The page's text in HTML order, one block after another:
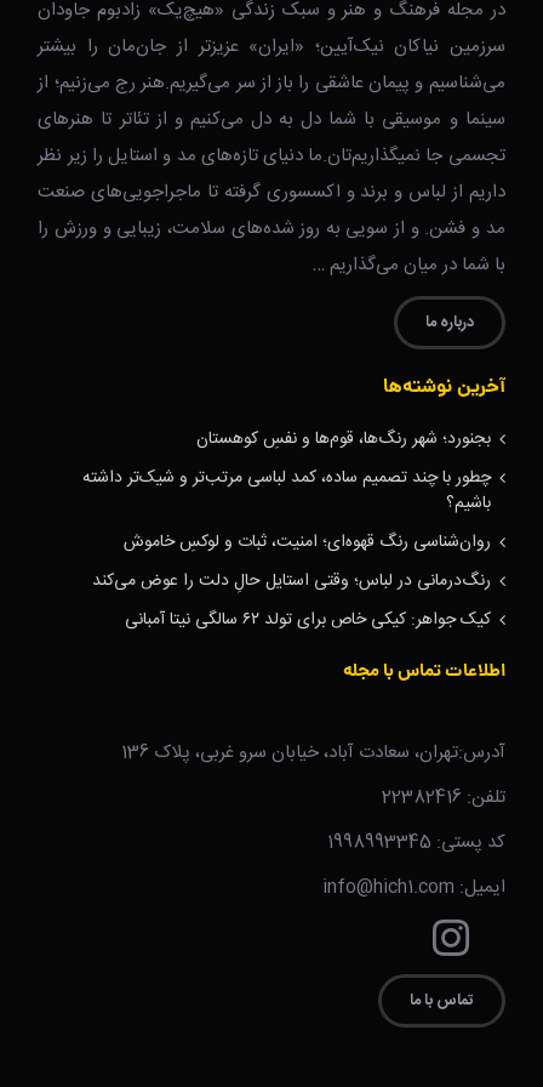
سرزمین نیاکان نیک‌‌‌آیین؛ «ایران» عزیزتر از جان‌مان را بیشتر
می‌شناسیم و پیمان عاشقی را باز از سر می‌گیریم.هنر رج می‌زنیم؛ از
سینما و موسیقی با شما دل به دل می‌کنیم و از تئاتر تا هنرهای
تجسمی جا نمیگذاریم‌تان.ما دنیای تازه‌های مد و استایل را زیر نظر
داریم از لباس و برند و اکسسوری گرفته تا ماجراجویی‌های صنعت
مد و فشن. و از سویی به روز شده‌های سلامت، زیبایی و ورزش را
با شما در میان می‌گذاریم …
درباره ما
آخرین نوشته‌ها
چطور با چند تصمیم ساده، کمد لباسی مرتب‌تر و شیک‌تر داشته
باشیم؟
روان‌شناسی رنگ قهوه‌ای؛ امنیت، ثبات و لوکسِ خاموش
رنگ‌درمانی در لباس؛ وقتی استایل حالِ دلت را عوض می‌کند
کیک جواهر: کیکی خاص برای تولد ۶۲ سالگی نیتا آمبانی
تلفن: 22382416
کد پستی: 1998993345
ایمیل: info@hich1.com
تماس با ما